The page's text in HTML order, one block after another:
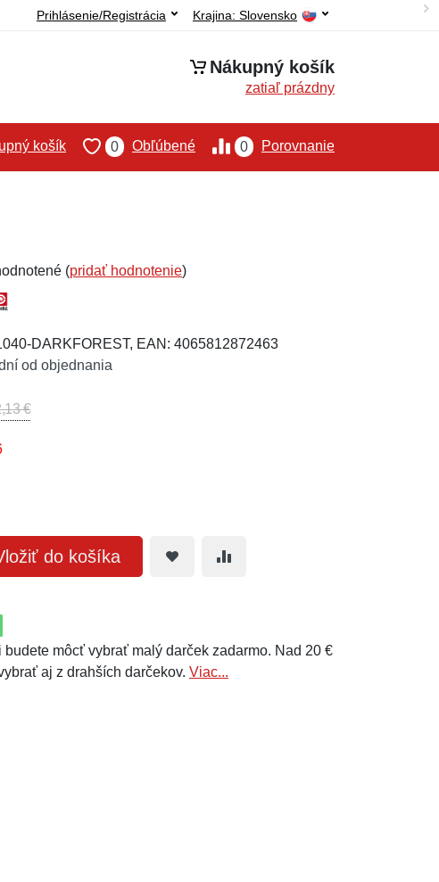
Krajina: Slovensko
Prihlásenie/Registrácia
Nákupný košík
zatiaľ prázdny
0 Porovnanie
0 Obľúbené
košík
(pridať hodnotenie)
DARKFOREST, EAN: 4065812872463
od objednania
€
do košíka
budete môcť vybrať malý darček zadarmo. Nad 20 €
aj z drahších darčekov. Viac...